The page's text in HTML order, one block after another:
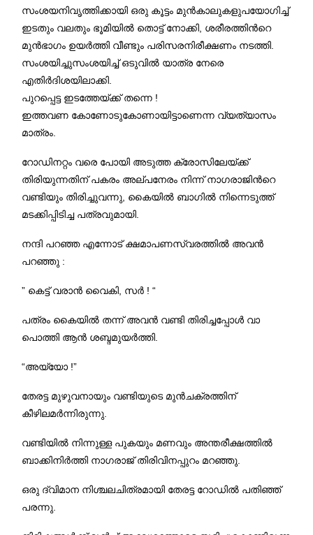
സംശയനിവൃത്തിക്കായി ഒരു കൂട്ടം മുന്‍കാലുകളുപയോഗിച്ച്
ഇടതും വലതും ഭൂമിയില്‍ തൊട്ട് നോക്കി, ശരീരത്തിന്‍റെ
മുന്‍ഭാഗം ഉയര്‍ത്തി വീണ്ടും പരിസരനിരീക്ഷണം നടത്തി.
സംശയിച്ചുസംശയിച്ച് ഒടുവിൽ യാത്ര നേരെ
എതിര്‍ദിശയിലാക്കി.
പുറപ്പെട്ട ഇടത്തേയ്ക്ക് തന്നെ !
ഇത്തവണ കോണോടുകോണായിട്ടാണെന്ന വ്യത്യാസം
മാത്രം.
റോഡിനറ്റം വരെ പോയി അടുത്ത ക്രോസിലേയ്ക്ക്
തിരിയുന്നതിന് പകരം അല്പനേരം നിന്ന് നാഗരാജിന്‍റെ
വണ്ടിയും തിരിച്ചുവന്നു, കൈയില്‍ ബാഗില്‍ നിന്നെടുത്ത്
മടക്കിപ്പിടിച്ച പത്രവുമായി.
നന്ദി പറഞ്ഞ എന്നോട് ക്ഷമാപണസ്വരത്തില്‍ അവന്‍
പറഞ്ഞു :
” കെട്ട് വരാന്‍ വൈകി, സര്‍ ! “
പത്രം കൈയില്‍ തന്ന് അവന്‍ വണ്ടി തിരിച്ചപ്പോള്‍ വാ
പൊത്തി ആന്‍ ശബ്ദമുയര്‍ത്തി.
“അയ്യോ !”
തേരട്ട മുഴുവനായും വണ്ടിയുടെ മുന്‍ചക്രത്തിന്
കീഴിലമര്‍ന്നിരുന്നു.
വണ്ടിയിൽ നിന്നുള്ള പുകയും മണവും അന്തരീക്ഷത്തിൽ
ബാക്കിനിർത്തി നാഗരാജ് തിരിവിനപ്പുറം മറഞ്ഞു.
ഒരു ദ്വിമാന നിശ്ചലചിത്രമായി തേരട്ട റോഡില്‍ പതിഞ്ഞ്
പരന്നു.